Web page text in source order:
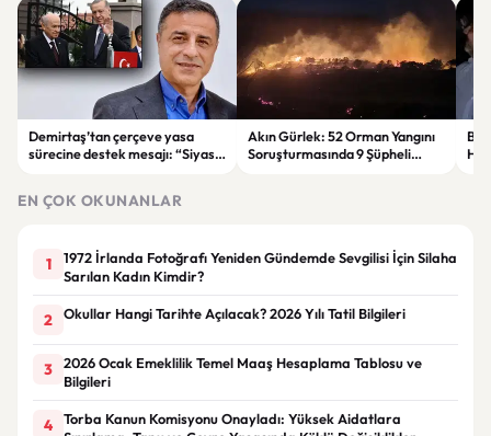
Demirtaş’tan çerçeve yasa
sürecine destek mesajı: “Siyasi
Akın Gürlek: 52 Orman Yangını
Soruşturmasında 9 Şüpheli
EN ÇOK OKUNANLAR
1
1972 İrlanda Fotoğrafı Yeniden Gündemde Sevgilisi İçin Silaha
Sarılan Kadın Kimdir?
2 Okullar Hangi Tarihte Açılacak? 2026 Yılı Tatil Bilgileri
3
2026 Ocak Emeklilik Temel Maaş Hesaplama Tablosu ve
Bilgileri
4
Torba Kanun Komisyonu Onayladı: Yüksek Aidatlara